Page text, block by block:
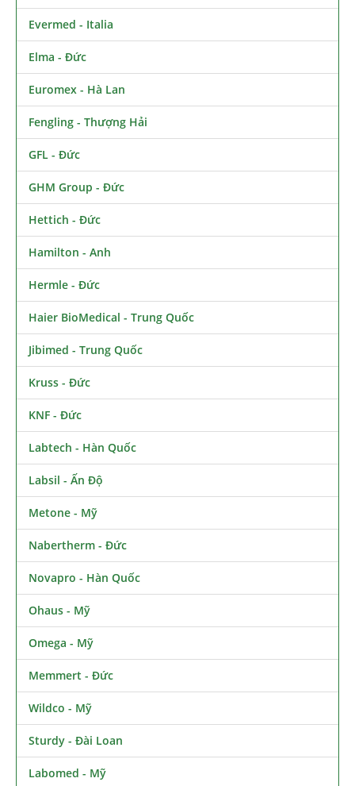
Evermed - Italia
Elma - Đức
Euromex - Hà Lan
Fengling - Thượng Hải
GFL - Đức
GHM Group - Đức
Hettich - Đức
Hamilton - Anh
Hermle - Đức
Haier BioMedical - Trung Quốc
Jibimed - Trung Quốc
Kruss - Đức
KNF - Đức
Labtech - Hàn Quốc
Labsil - Ấn Độ
Metone - Mỹ
Nabertherm - Đức
Novapro - Hàn Quốc
Ohaus - Mỹ
Omega - Mỹ
Memmert - Đức
Wildco - Mỹ
Sturdy - Đài Loan
Labomed - Mỹ